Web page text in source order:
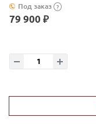
Под заказ ?
79 900 ₽